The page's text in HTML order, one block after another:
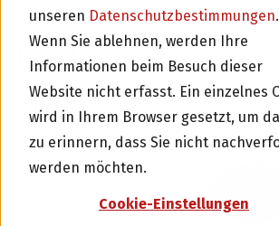
unseren Datenschutzbestimmungen.
Wenn Sie ablehnen, werden Ihre
Informationen beim Besuch dieser
Website nicht erfasst. Ein einzelnes
wird in Ihrem Browser gesetzt, um
zu erinnern, dass Sie nicht
werden möchten.
Cookie-Einstellungen
Im Portal Anmelden
ALWIN MEYER
20 JANUAR 2017
2 KOMMENTARE